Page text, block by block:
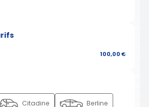
100,00 €
Citadine Berline